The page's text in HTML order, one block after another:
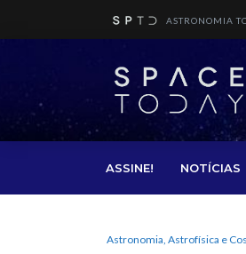
ASTRONOMIA
ASSINE! NOTÍCIAS
Astronomia, Astrofísica e